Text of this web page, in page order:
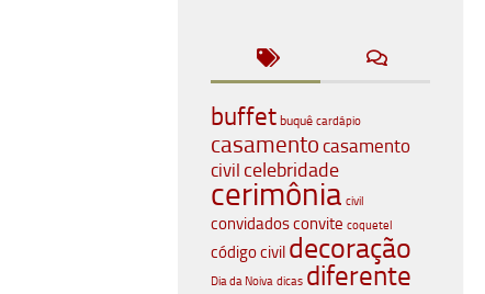
buffet buquê cardápio
casamento casamento
civil celebridade
cerimônia civil
convidadosconvite coquetel
código civil decoração
Dia da Noiva dicas diferente